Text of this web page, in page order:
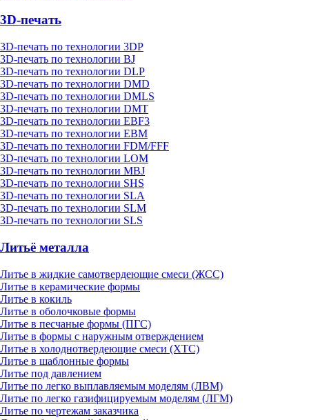
3D-печать
3D-печать по технологии 3DP
3D-печать по технологии BJ
3D-печать по технологии DLP
3D-печать по технологии DMD
3D-печать по технологии DMLS
3D-печать по технологии DMT
3D-печать по технологии EBF3
3D-печать по технологии EBM
3D-печать по технологии FDM/FFF
3D-печать по технологии LOM
3D-печать по технологии MBJ
3D-печать по технологии SHS
3D-печать по технологии SLA
3D-печать по технологии SLM
3D-печать по технологии SLS
Литьё металла
Литье в жидкие самотвердеющие смеси (ЖСС)
Литье в керамические формы
Литье в кокиль
Литье в оболочковые формы
Литье в песчаные формы (ПГС)
Литье в формы с наружным отверждением
Литье в холоднотвердеющие смеси (ХТС)
Литье в шаблонные формы
Литье под давлением
Литье по легко выплавляемым моделям (ЛВМ)
Литье по легко газифицируемым моделям (ЛГМ)
Литье по чертежам заказчика